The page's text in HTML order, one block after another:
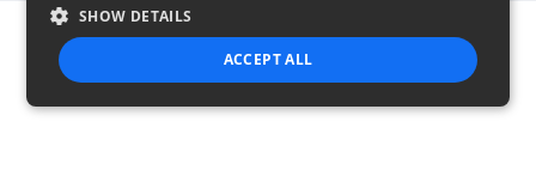
Report this product
SHOW DETAILS
ACCEPT ALL
STRICTLY NECESSARY PERFORMANCE